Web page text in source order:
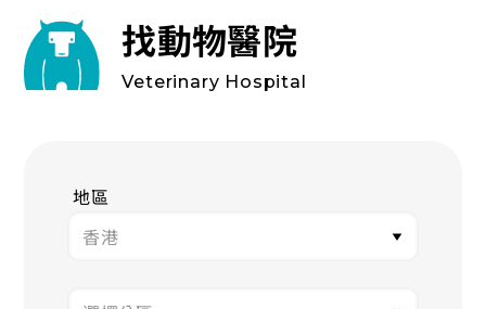
找動物醫院
Veterinary Hospital
地區